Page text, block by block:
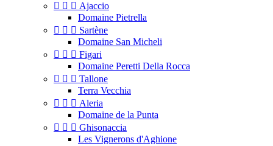
   Ajaccio
Domaine Pietrella
   Sartène
Domaine San Micheli
   Figari
Domaine Peretti Della Rocca
   Tallone
Terra Vecchia
   Aleria
Domaine de la Punta
   Ghisonaccia
Les Vignerons d'Aghione